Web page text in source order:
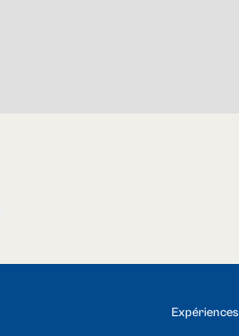
Expériences